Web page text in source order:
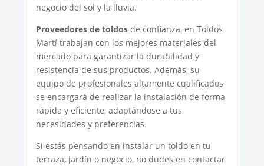
negocio del sol y la lluvia.
Proveedores de toldosde confianza, en Toldos
Martí trabajan con los mejores materiales del
mercado para garantizar la durabilidad y
resistencia de sus productos. Además, su
equipo de profesionales altamente cualificados
se encargará de realizar la instalación de forma
rápida y eficiente, adaptándose a tus
necesidades y preferencias.
Si estás pensando en instalar un toldo en tu
terraza, jardín o negocio, no dudes en contactar